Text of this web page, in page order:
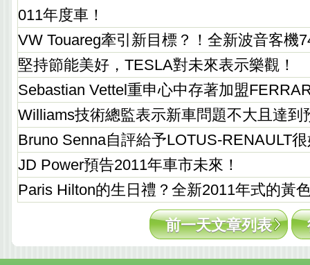
011年度車！
VW Touareg牽引新目標？！全新波音客機
堅持節能美好，TESLA對未來表示樂觀！
Sebastian Vettel重申心中存著加盟
Williams技術總監表示新車問題不大且達到
Bruno Senna自評給予LOTUS-RENAULT
JD Power預告2011年車市未來！
Paris Hilton的生日禮？全新2011年式的黃
前一天文章列表